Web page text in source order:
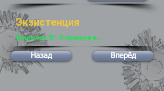
Экзистенция
Открытие 'Б'. О природе в...
Назад Вперёд